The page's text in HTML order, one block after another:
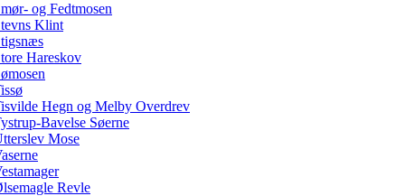
og Fedtmosen
Klint
Hareskov
Hegn og Melby Overdrev
Bavelse Søerne
Mose
Revle